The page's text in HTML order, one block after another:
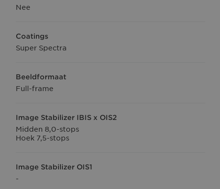
Nee
Coatings
Super Spectra
Beeldformaat
Full-frame
Image Stabilizer IBIS x OIS2
Midden 8,0-stops
Hoek 7,5-stops
Image Stabilizer OIS1
-